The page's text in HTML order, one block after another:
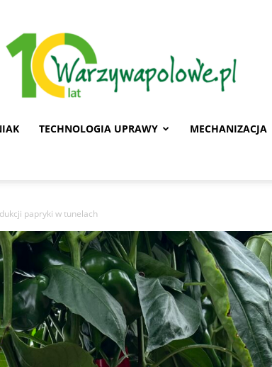
Polowe
TECHNOLOGIA UPRAWY MECHANIZACJA
papryki w tunelach